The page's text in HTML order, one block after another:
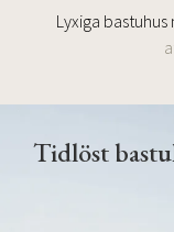
Lyxiga
Tidlöst